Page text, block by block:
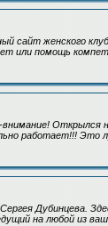
сайт женского
или помощь
Открылся
работает!!! Это
Дубинцева.
на любой из